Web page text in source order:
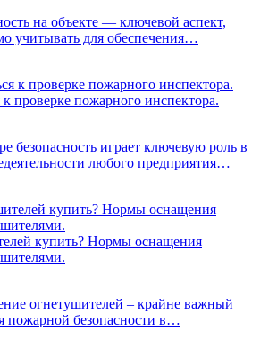
на объекте — ключевой аспект,
учитывать для обеспечения…
проверке пожарного инспектора.
безопасность играет ключевую роль в
любого предприятия…
купить? Нормы оснащения
огнетушителей – крайне важный
пожарной безопасности в…